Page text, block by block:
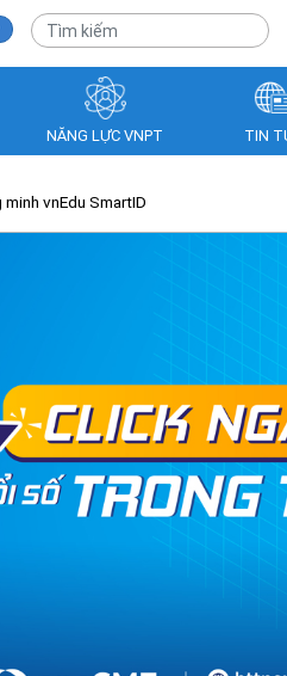
NĂNG LỰC VNPT TIN
vnEdu SmartID